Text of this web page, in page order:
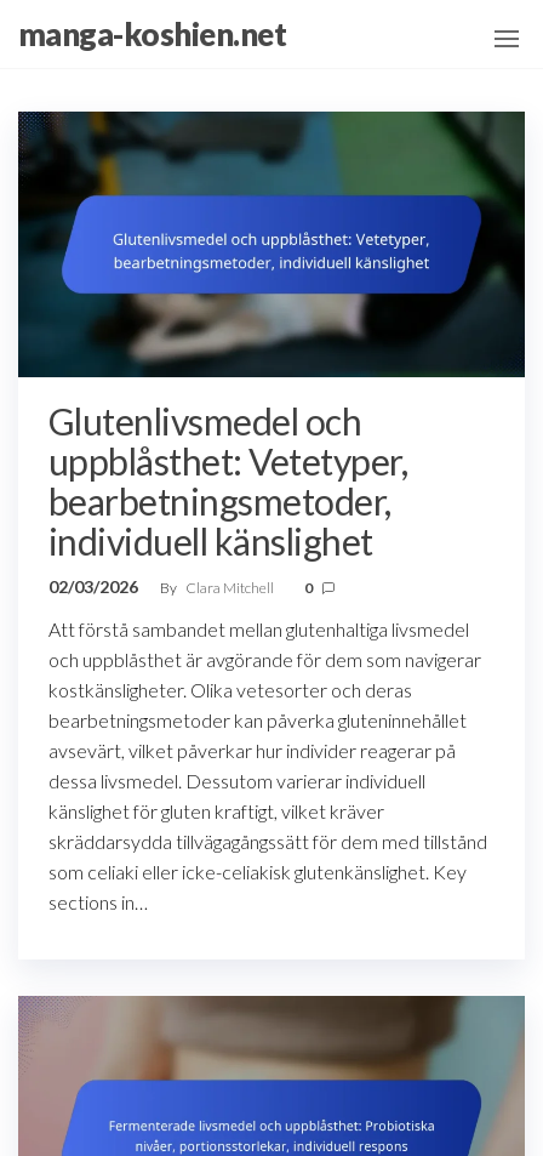
content
manga-koshien.net
Glutenlivsmedel och
uppblåsthet: Vetetyper,
bearbetningsmetoder,
individuell känslighet
02/03/2026 By Clara Mitchell 0
Att förstå sambandet mellan glutenhaltiga livsmedel
och uppblåsthet är avgörande för dem som navigerar
kostkänsligheter. Olika vetesorter och deras
bearbetningsmetoder kan påverka gluteninnehållet
avsevärt, vilket påverkar hur individer reagerar på
dessa livsmedel. Dessutom varierar individuell
känslighet för gluten kraftigt, vilket kräver
skräddarsydda tillvägagångssätt för dem med tillstånd
som celiaki eller icke-celiakisk glutenkänslighet. Key
sections in…